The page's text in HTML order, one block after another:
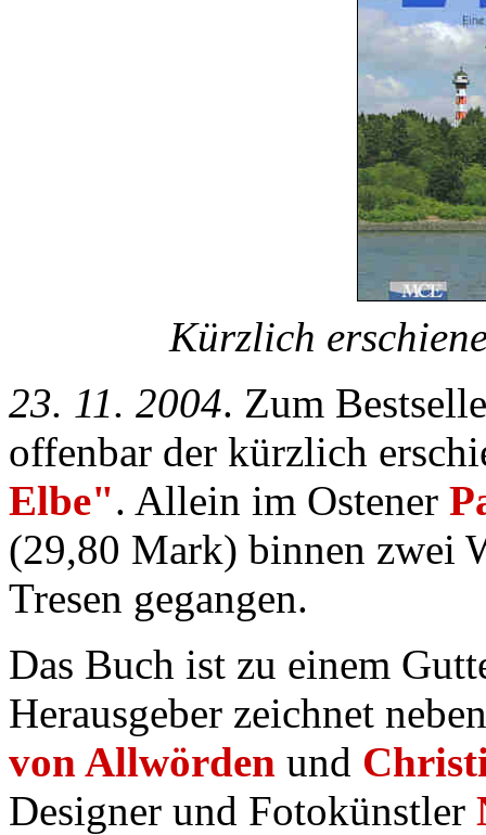
Kürzlich
23. 11. 2004. Zum
offenbar der kürzlich
Elbe". Allein im Ostener
(29,80 Mark) binnen zwei
Tresen gegangen.
Das Buch ist zu einem
Herausgeber zeichnet
von Allwörden und
Designer und Fotokünstler